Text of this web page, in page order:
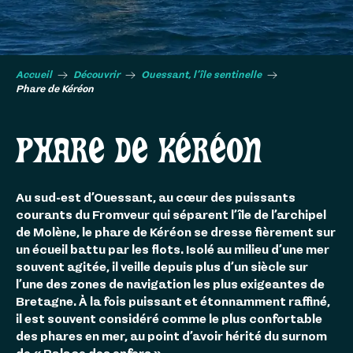
Accueil Découvrir
Ouessant, l’île sentinelle
Phare de Kéréon
PHARE DE KÉRÉON
Au sud-est d’Ouessant, au cœur des puissants
courants du Fromveur qui séparent l’île de l’archipel
de Molène, le phare de Kéréon se dresse fièrement sur
un écueil battu par les flots. Isolé au milieu d’une mer
souvent agitée, il veille depuis plus d’un siècle sur
l’une des zones de navigation les plus exigeantes de
Bretagne. À la fois puissant et étonnamment raffiné,
il est souvent considéré comme le plus confortable
des phares en mer, au point d’avoir hérité du surnom